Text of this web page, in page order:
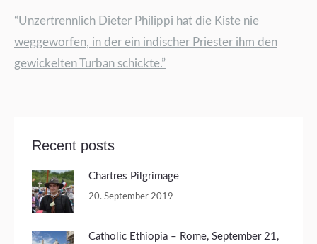
“Unzertrennlich Dieter Philippi hat die Kiste nie
weggeworfen, in der ein indischer Priester ihm den
gewickelten Turban schickte.”
Recent posts
Chartres Pilgrimage
20. September 2019
Catholic Ethiopia – Rome, September 21,